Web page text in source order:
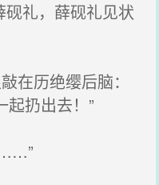
礼，薛砚礼见状
在历绝缨后脑：
起扔出去！”